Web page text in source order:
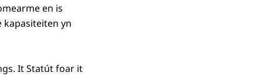
en is
kapasiteiten yn
It Statút foar it